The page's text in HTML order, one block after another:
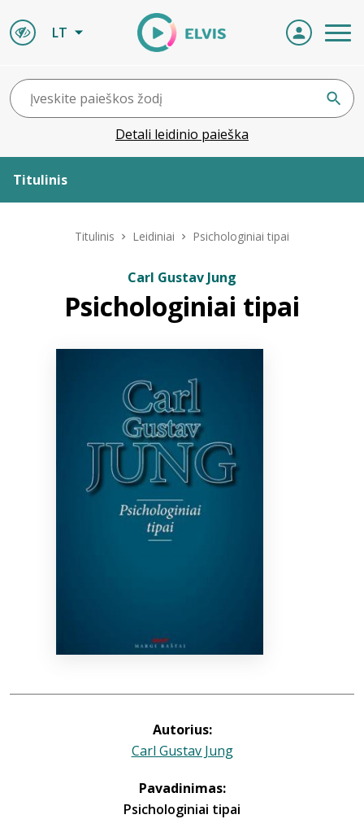
LT
Detali leidinio paieška
Titulinis
ELVIS atvyksta
Titulinis Leidiniai Psichologiniai tipai
Carl Gustav Jung
Psichologiniai tipai
Autorius:
Carl Gustav Jung
Pavadinimas:
Psichologiniai tipai